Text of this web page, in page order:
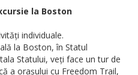
la Boston
individuale.
la Boston, în Statul
Statului, veți face un tur de
a orașului cu Freedom Trail,